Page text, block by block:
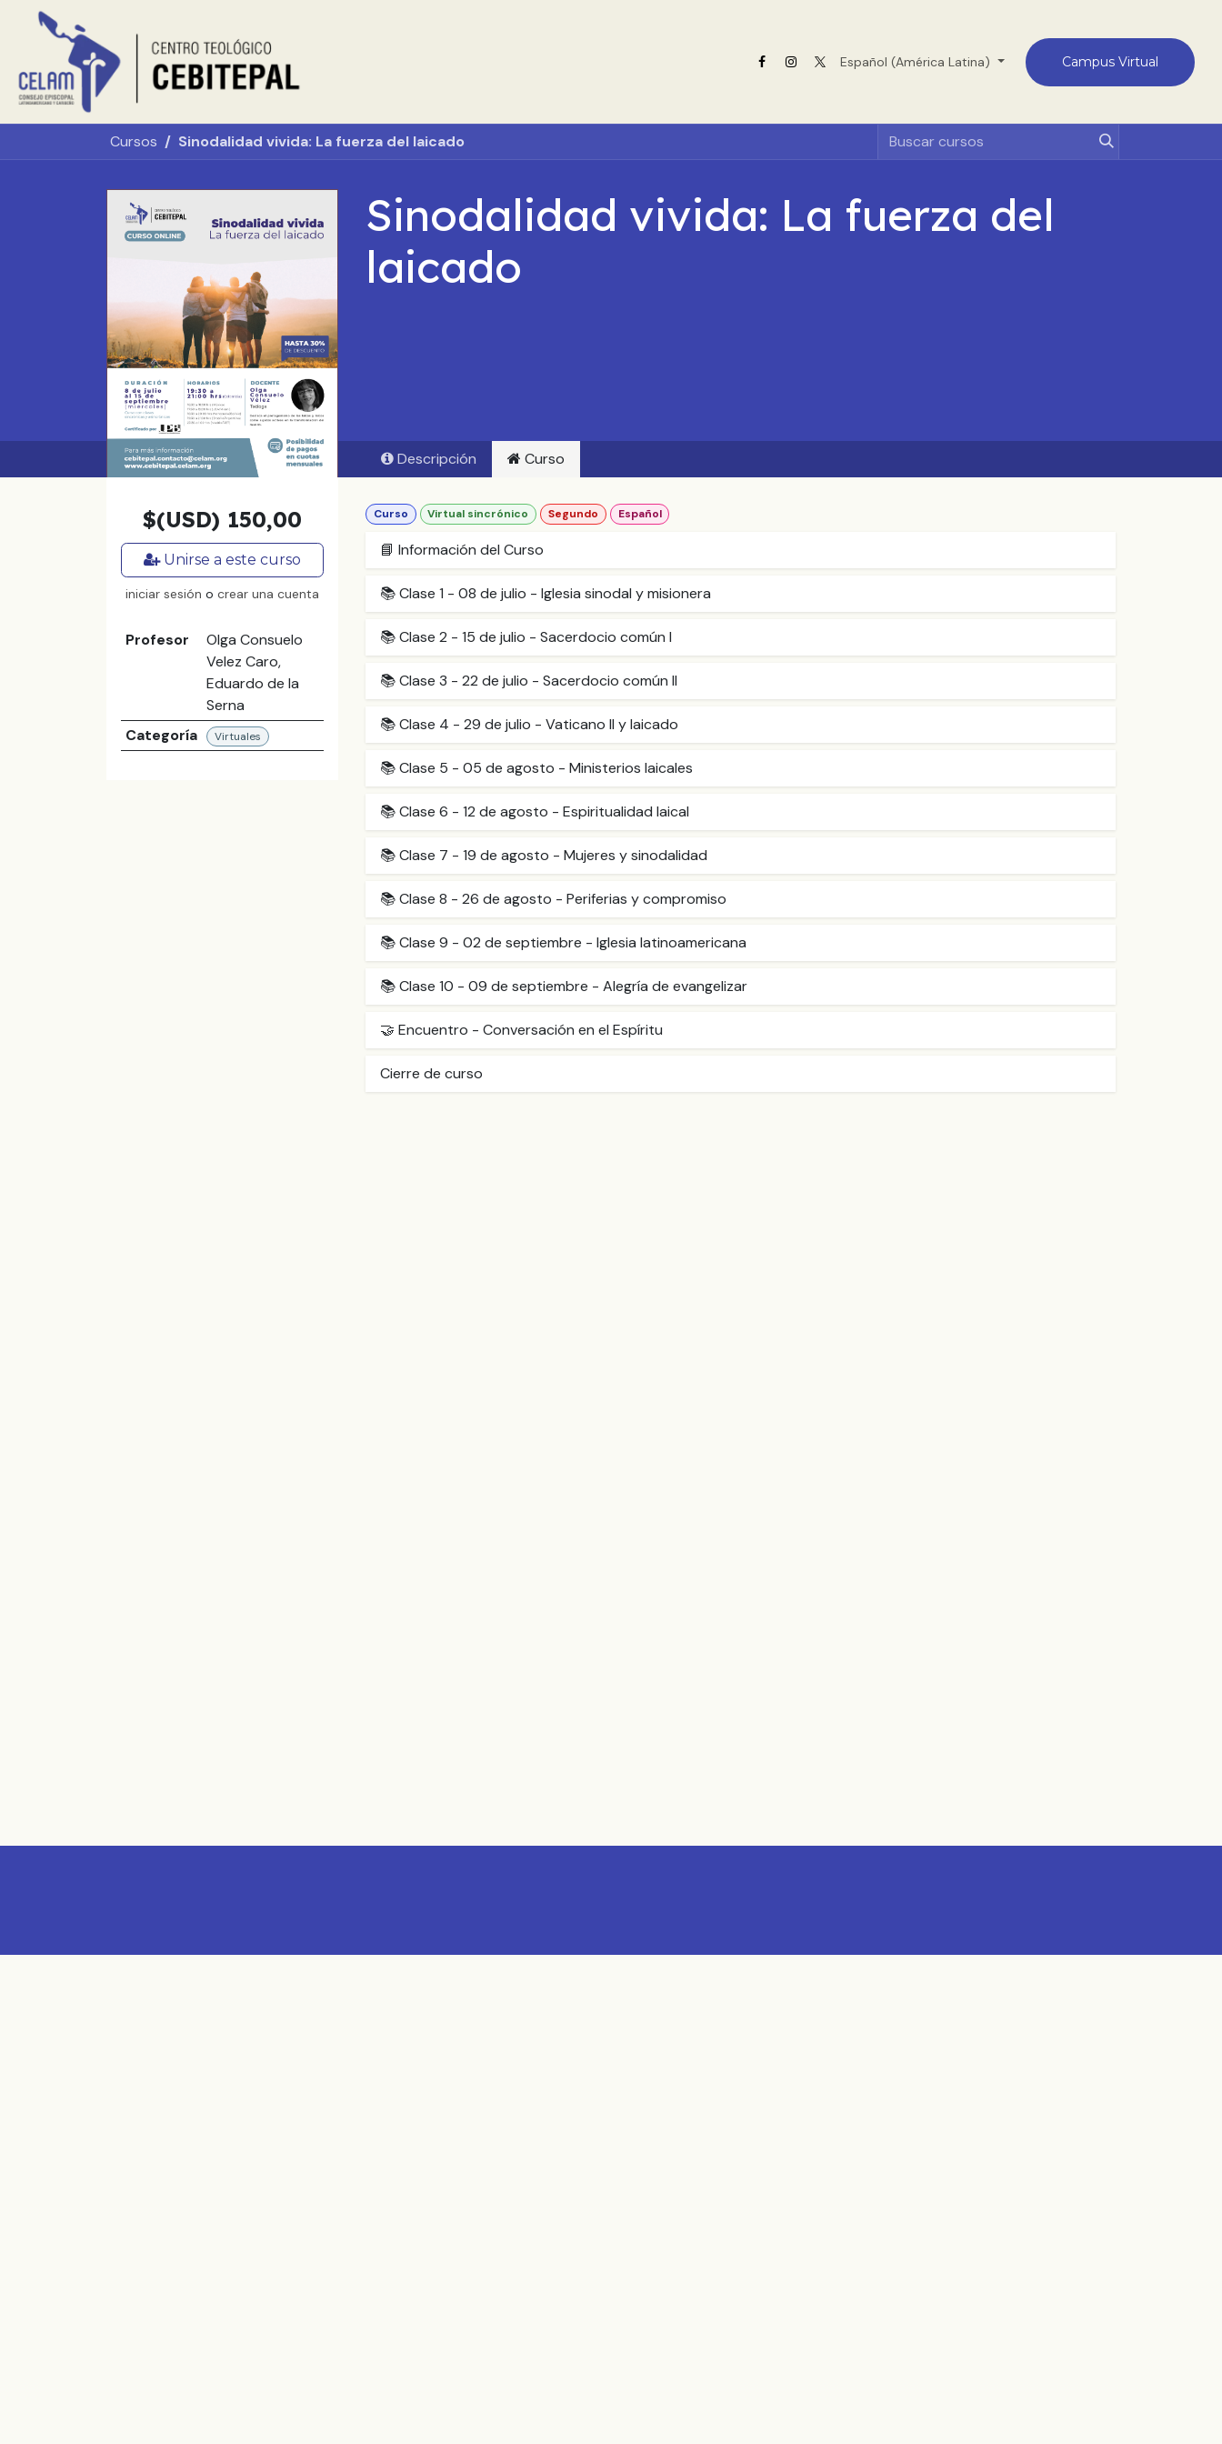
Ir al contenido
Revista Medellín Contacto
Español (América Latina) Campus Virtual
Cursos Sinodalidad vivida: La fuerza del laicado
Sinodalidad vivida: La fuerza del
laicado
$(USD) 150,00
Unirse a este curso
iniciar sesión o crear una cuenta
Profesor
Olga Consuelo
Velez Caro,
Eduardo de la
Serna
Categoría
Virtuales
Descripción Curso
Curso Virtual sincrónico Segundo Español
📘 Información del Curso
📚 Clase 1 - 08 de julio - Iglesia sinodal y misionera
📚 Clase 2 - 15 de julio - Sacerdocio común I
📚 Clase 3 - 22 de julio - Sacerdocio común II
📚 Clase 4 - 29 de julio - Vaticano II y laicado
📚 Clase 5 - 05 de agosto - Ministerios laicales
📚 Clase 6 - 12 de agosto - Espiritualidad laical
📚 Clase 7 - 19 de agosto - Mujeres y sinodalidad
📚 Clase 8 - 26 de agosto - Periferias y compromiso
📚 Clase 9 - 02 de septiembre - Iglesia latinoamericana
📚 Clase 10 - 09 de septiembre - Alegría de evangelizar
🤝 Encuentro - Conversación en el Espíritu
Cierre de curso